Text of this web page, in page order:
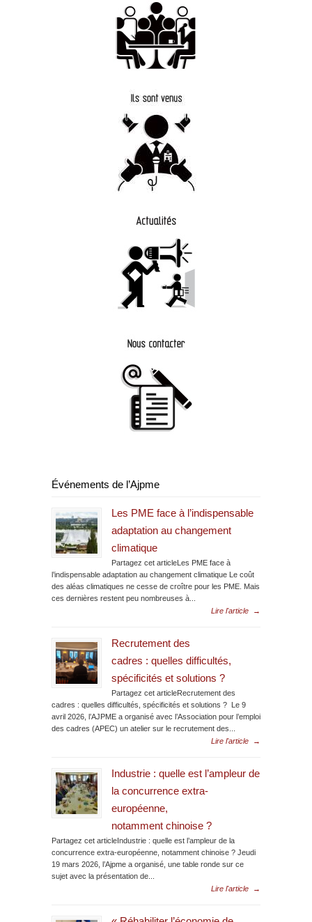
Événements de l’Ajpme
Les PME face à l’indispensable
adaptation au changement
climatique
Partagez cet articleLes PME face à
l’indispensable adaptation au changement climatique Le coût
des aléas climatiques ne cesse de croître pour les PME. Mais
ces dernières restent peu nombreuses à...
Lire l'article
→
Recrutement des
cadres : quelles difficultés,
spécificités et solutions ?
Partagez cet articleRecrutement des
cadres : quelles difficultés, spécificités et solutions ? Le 9
avril 2026, l’AJPME a organisé avec l’Association pour l’emploi
des cadres (APEC) un atelier sur le recrutement des...
Lire l'article
→
Industrie : quelle est l’ampleur de
la concurrence extra-
européenne,
notamment chinoise ?
Partagez cet articleIndustrie : quelle est l’ampleur de la
concurrence extra-européenne, notamment chinoise ? Jeudi
19 mars 2026, l’Ajpme a organisé, une table ronde sur ce
sujet avec la présentation de...
Lire l'article
→